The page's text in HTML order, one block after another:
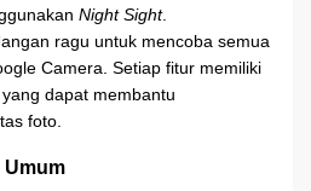
Night Sight.
ragu untuk mencoba semua
Camera. Setiap fitur memiliki
dapat membantu
foto.
Umum